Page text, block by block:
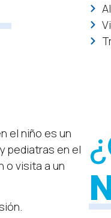
el niño es un
pediatras en el
o visita a un